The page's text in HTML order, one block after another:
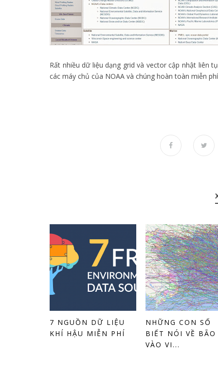
Rất nhiều dữ liệu dạng grid và vector cập nhật liên
các máy chủ của NOAA và chúng hoàn toàn miễn
7 NGUỒN DỮ LIỆU
KHÍ HẬU MIỄN PHÍ
NHỮNG CON SỐ
BIẾT NÓI VỀ BÃO
VÀO VI...